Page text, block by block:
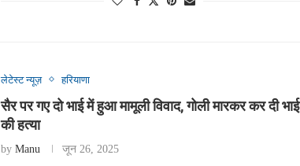
लेटेस्ट न्यूज़ हरियाणा
सैर पर गए दो भाई में हुआ मामूली विवाद, गोली मारकर कर दी भाई
की हत्या
by Manu जून 26, 2025